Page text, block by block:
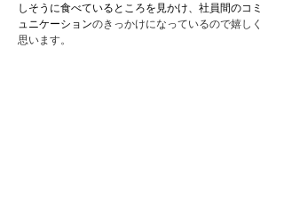
しそうに食べているところを見かけ、社員間のコミ
ュニケーションのきっかけになっているので嬉しく
思います。